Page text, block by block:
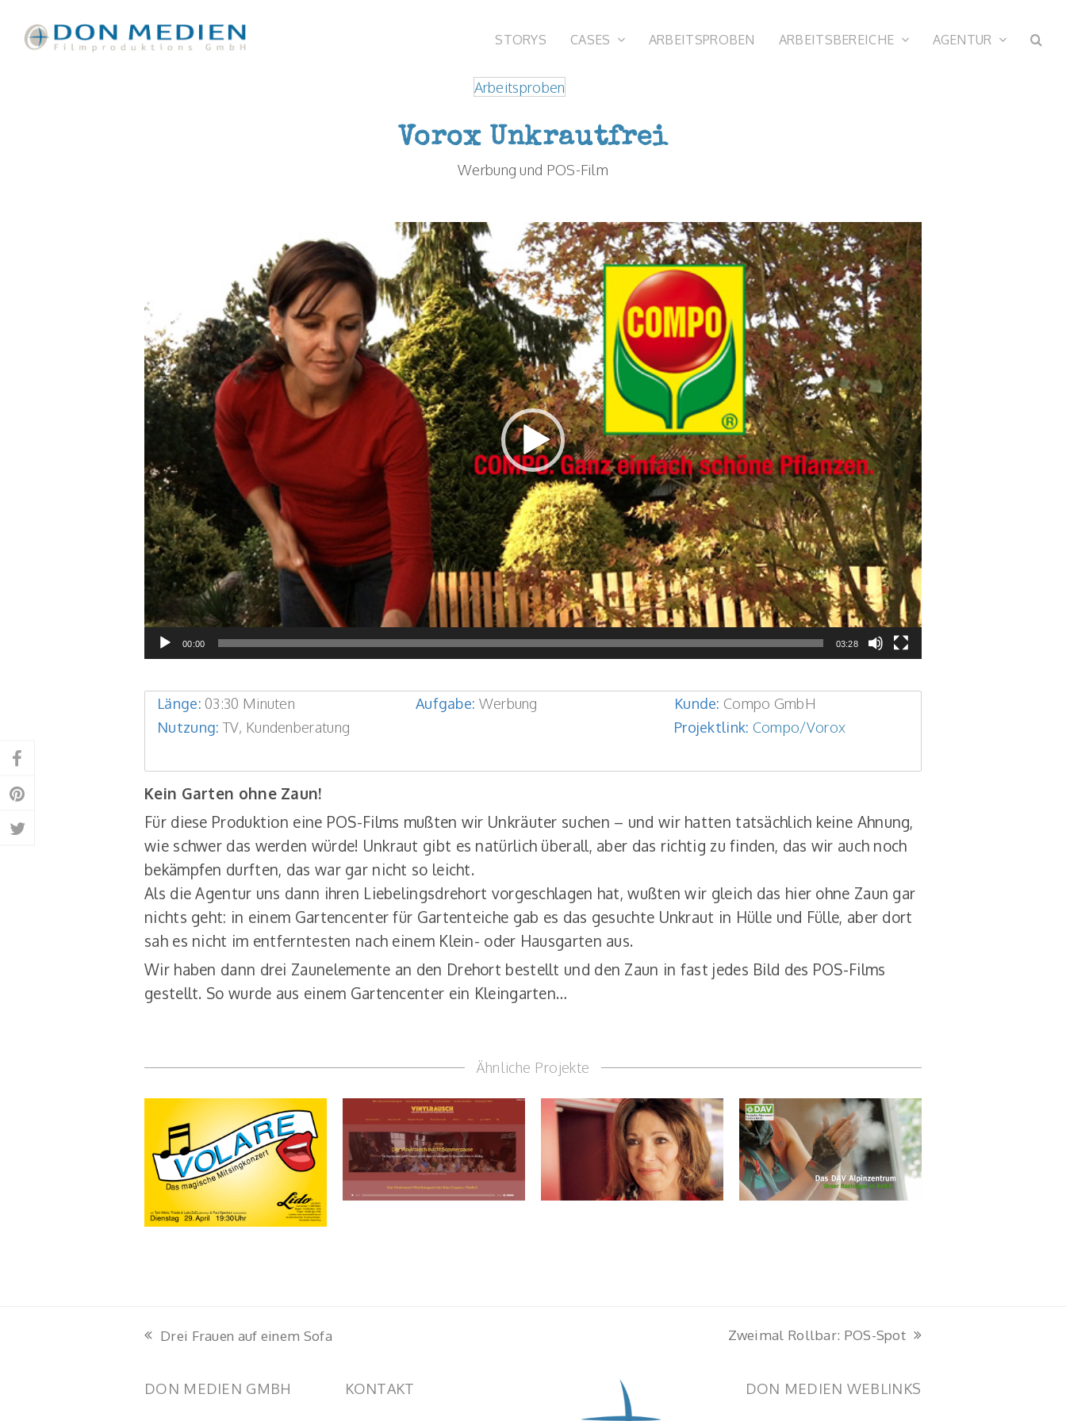
STORYS CASES ARBEITSPROBEN ARBEITSBEREICHE AGENTUR
Vorox Unkrautfrei
Werbung und POS-Film
Arbeitsproben
00:00 03:28
Länge: 03:30 Minuten
Nutzung: TV, Kundenberatung
Aufgabe: Werbung Kunde: Compo GmbH
Projektlink: Compo/Vorox
Kein Garten ohne Zaun!
Für diese Produktion eine POS-Films mußten wir Unkräuter suchen – und wir hatten tatsächlich keine Ahnung,
wie schwer das werden würde! Unkraut gibt es natürlich überall, aber das richtig zu finden, das wir auch noch
bekämpfen durften, das war gar nicht so leicht.
Als die Agentur uns dann ihren Liebelingsdrehort vorgeschlagen hat, wußten wir gleich das hier ohne Zaun gar
nichts geht: in einem Gartencenter für Gartenteiche gab es das gesuchte Unkraut in Hülle und Fülle, aber dort
sah es nicht im entferntesten nach einem Klein- oder Hausgarten aus.
Wir haben dann drei Zaunelemente an den Drehort bestellt und den Zaun in fast jedes Bild des POS-Films
gestellt. So wurde aus einem Gartencenter ein Kleingarten…
Ähnliche Projekte
Auf
Facebook
Auf
Pinterest
Auf
vorheriger
Drei Frauen auf einem Sofa
Nächster
Zweimal Rollbar: POS-Spot
DON MEDIEN GMBH KONTAKT DON MEDIEN WEBLINKS